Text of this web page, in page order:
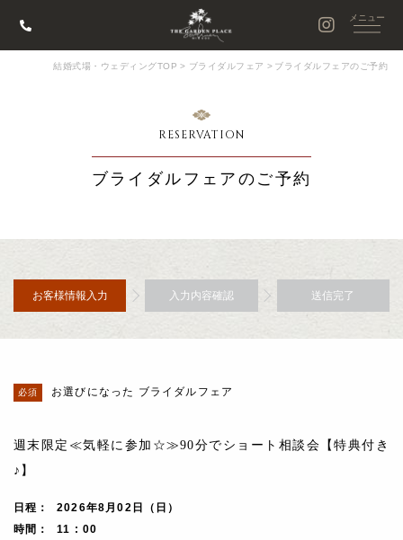
結婚式場・ウェディングTOP > ブライダルフェア > ブライダルフェアのご予約
RESERVATION
ブライダルフェアのご予約
お客様情報入力 入力内容確認 送信完了
お選びになった ブライダルフェア
週末限定≪気軽に参加☆≫90分でショート相談会【特典付き
♪】
日程
2026年8月02日（日）
時間
11 : 00